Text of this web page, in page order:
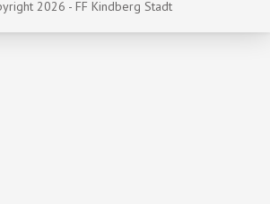
2026 - FF Kindberg Stadt